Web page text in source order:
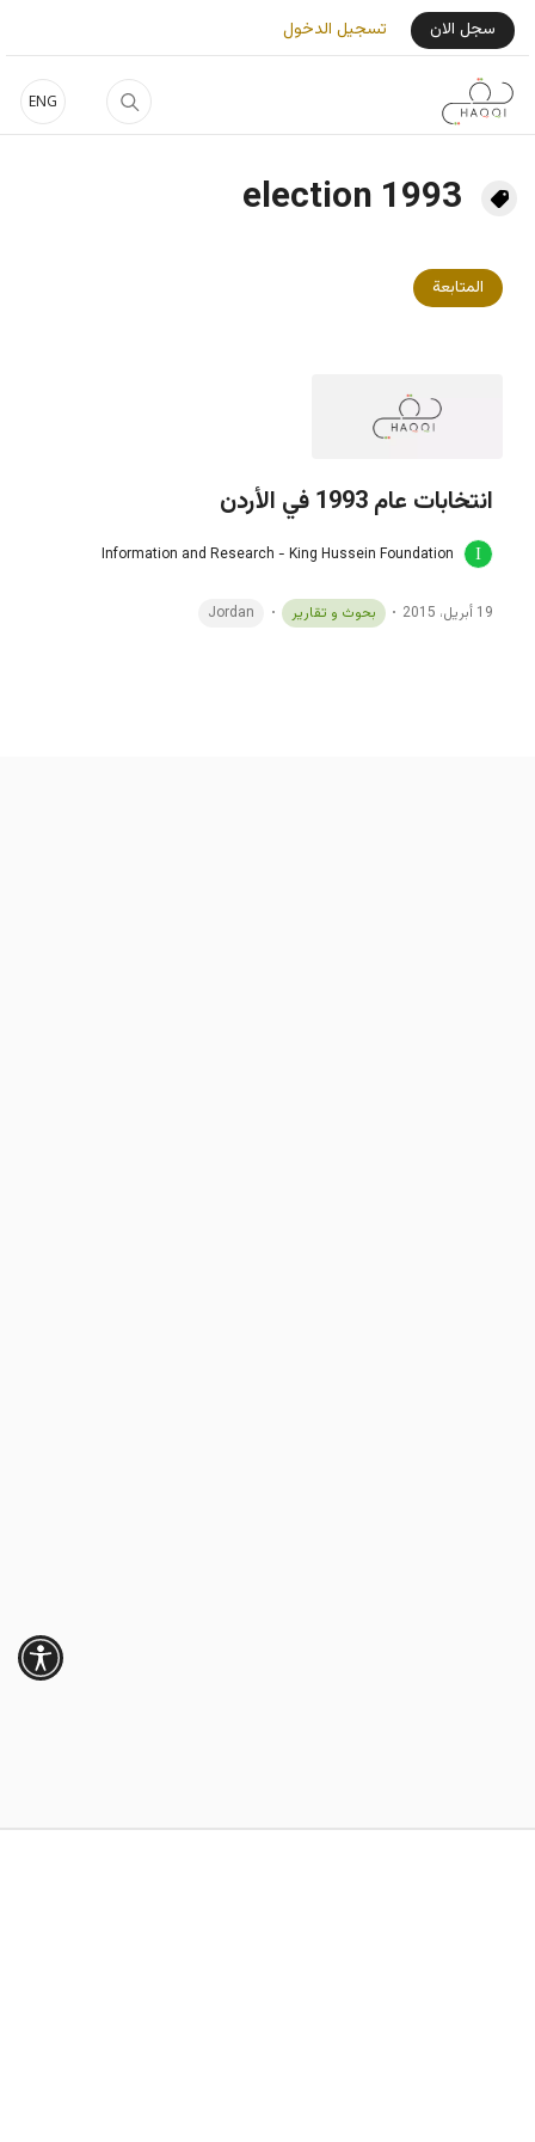
تجاوز إلى المحتوى الرئيسي
ENG
User Login Menu
سجل الان تسجيل الدخول
1993 election
المتابعة
انتخابات عام 1993 في الأردن
Information and Research - King Hussein Foundation
19 أبريل، 2015 بحوث و تقارير Jordan